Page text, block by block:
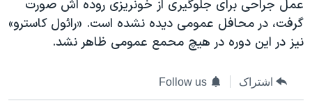
اعتراضات مردمی آبان ۹۸
اسرائیل در جنگ
نرگس محمدی برنده جایزه نوبل صلح
همایش محافظه‌کاران آمریکا «سی‌پک»
صفحه‌های ویژه
عمل جراحی برای جلوگيری از خونريزی روده اش صورت
گرفت، در محافل عمومی ديده نشده است. «رائول کاسترو»
نيز در اين دوره در هيچ محمع عمومی ظاهر نشد.
اشتراک Follow us